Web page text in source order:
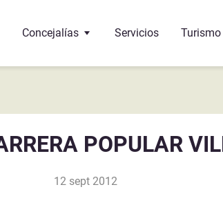
Concejalías
Cultura
Bienestar social
Deportes
Servicios Turismo
¿Dónde
POPULAR
12 sept 2012